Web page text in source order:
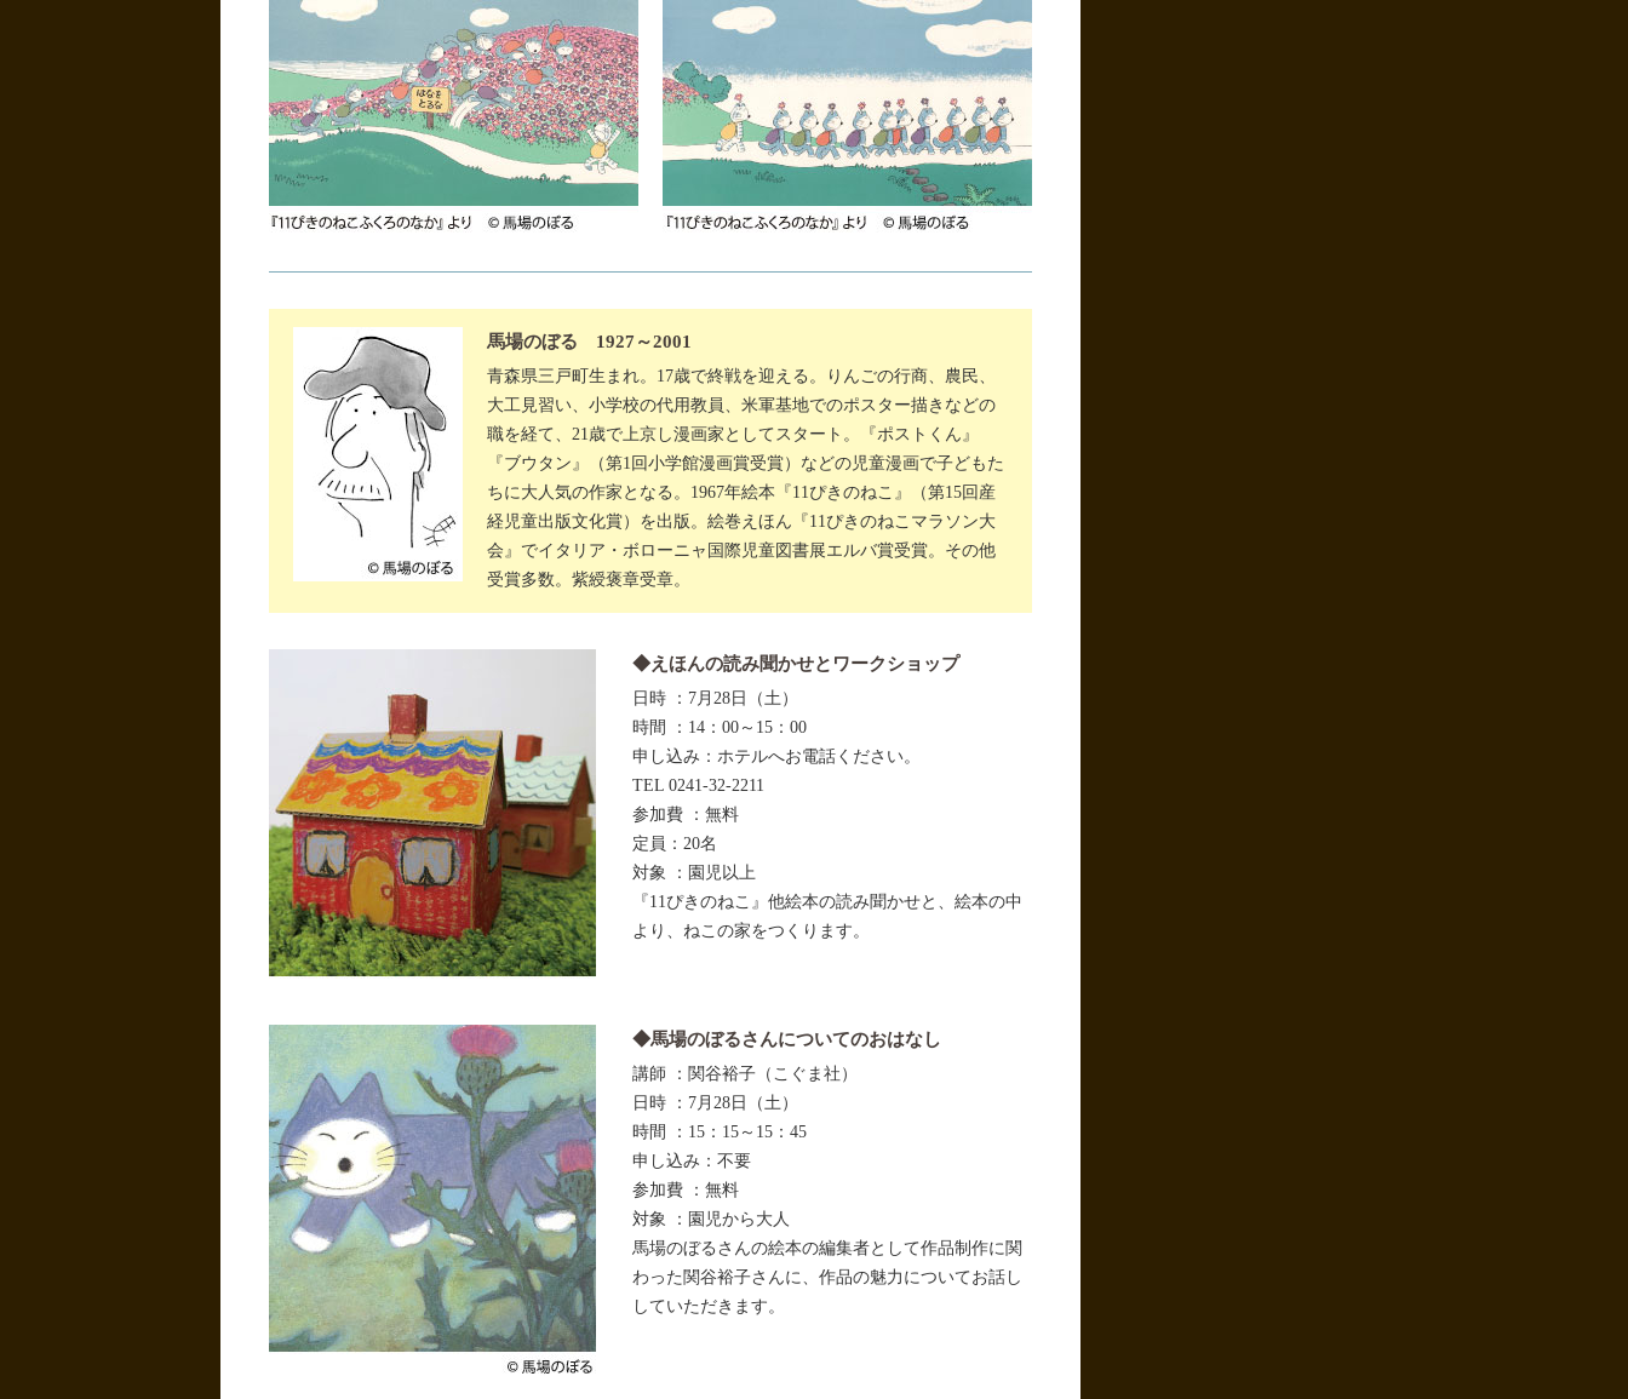
馬場のぼる 1927～2001
青森県三戸町生まれ。17歳で終戦を迎える。りんごの行商、農民、
大工見習い、小学校の代用教員、米軍基地でのポスター描きなどの
職を経て、21歳で上京し漫画家としてスタート。『ポストくん』
『ブウタン』（第1回小学館漫画賞受賞）などの児童漫画で子どもた
ちに大人気の作家となる。1967年絵本『11ぴきのねこ』（第15回産
経児童出版文化賞）を出版。絵巻えほん『11ぴきのねこマラソン大
会』でイタリア・ボローニャ国際児童図書展エルバ賞受賞。その他
受賞多数。紫綬褒章受章。
◆えほんの読み聞かせとワークショップ
日時 ：7月28日（土）
時間 ：14：00～15：00
申し込み：ホテルへお電話ください。
TEL 0241-32-2211
参加費 ：無料
定員：20名
対象 ：園児以上
『11ぴきのねこ』他絵本の読み聞かせと、絵本の中
より、ねこの家をつくります。
◆馬場のぼるさんについてのおはなし
講師 ：関谷裕子（こぐま社）
日時 ：7月28日（土）
時間 ：15：15～15：45
申し込み：不要
参加費 ：無料
対象 ：園児から大人
馬場のぼるさんの絵本の編集者として作品制作に関
わった関谷裕子さんに、作品の魅力についてお話し
していただきます。